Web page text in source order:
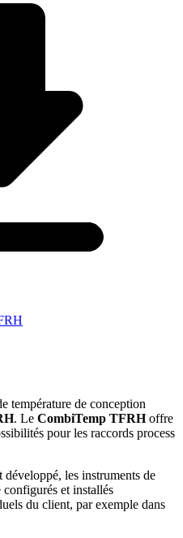
température de conception
. Le CombiTemp TFRHoffre
pour les raccords process
les instruments de
configurés et installés
du client, par exemple dans